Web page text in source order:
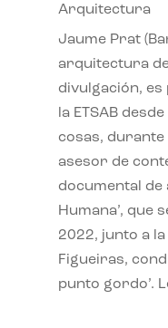
Arquitectura
Jaume Prat
arquitectura
divulgación,
la ETSAB
cosas,
asesor de
documental de
Humana’, que
2022, junto a
Figueiras,
punto gordo’.